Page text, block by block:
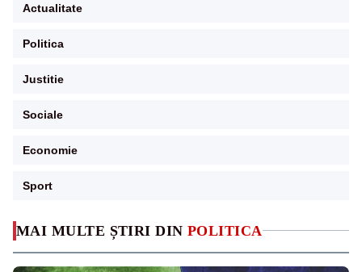
MAI MULTE ȘTIRI DIN POLITICA
Actualitate
Politica
Justitie
Sociale
Economie
Sport